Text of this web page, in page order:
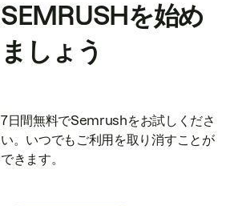
SEMRUSHを始め
ましょう
7日間無料でSemrushをお試しくださ
い。いつでもご利用を取り消すことが
できます。